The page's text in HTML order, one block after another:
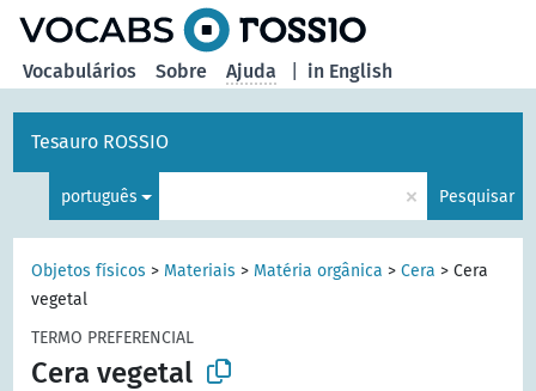
in English
Vocabulários Sobre Ajuda
Tesauro ROSSIO
português × Pesquisar
Objetos físicos > Materiais > Matéria orgânica >Cera >Cera
vegetal
TERMO PREFERENCIAL
Cera vegetal